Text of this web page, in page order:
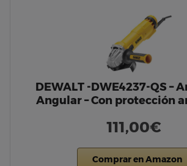
DEWALT -DWE4237-QS –
Angular – Con protección
111,00€
Comprar en Amazon